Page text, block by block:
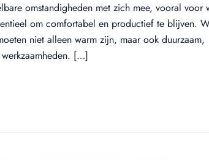
omstandigheden met zich mee, vooral voor
om comfortabel en productief te blijven.
niet alleen warm zijn, maar ook duurzaam,
[…]